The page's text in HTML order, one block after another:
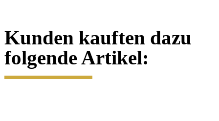
Kunden kauften dazu
folgende Artikel: